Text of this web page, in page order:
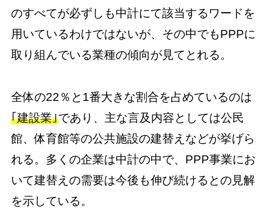
のすべてが必ずしも中計にて該当するワードを
用いているわけではないが、その中でもPPPに
取り組んでいる業種の傾向が見てとれる。
全体の22％と1番大きな割合を占めているのは
｢建設業｣であり、主な言及内容としては公民
館、体育館等の公共施設の建替えなどが挙げら
れる。多くの企業は中計の中で、PPP事業にお
いて建替えの需要は今後も伸び続けるとの見解
を示している。